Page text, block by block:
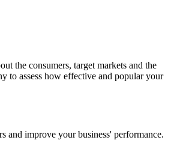
the consumers, target markets and the
to assess how effective and popular your
and improve your business' performance.